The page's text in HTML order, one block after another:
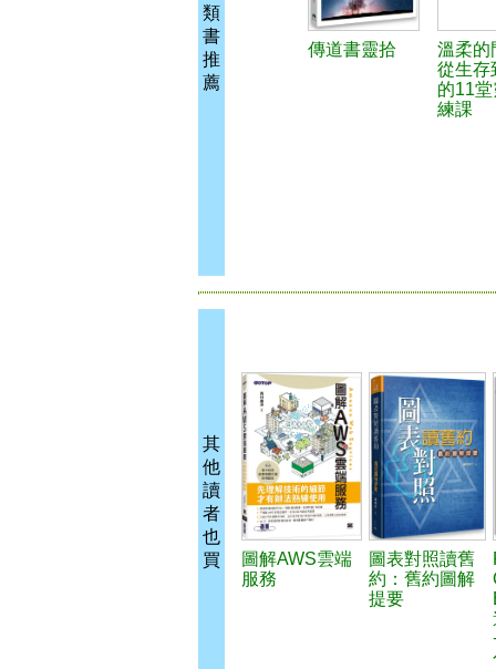
類
書
推
薦
傳道書靈拾
溫柔的
從生存
的11
練課
其
他
讀
者
也
買
圖解AWS雲端
服務
圖表對照讀舊
約：舊約圖解
提要